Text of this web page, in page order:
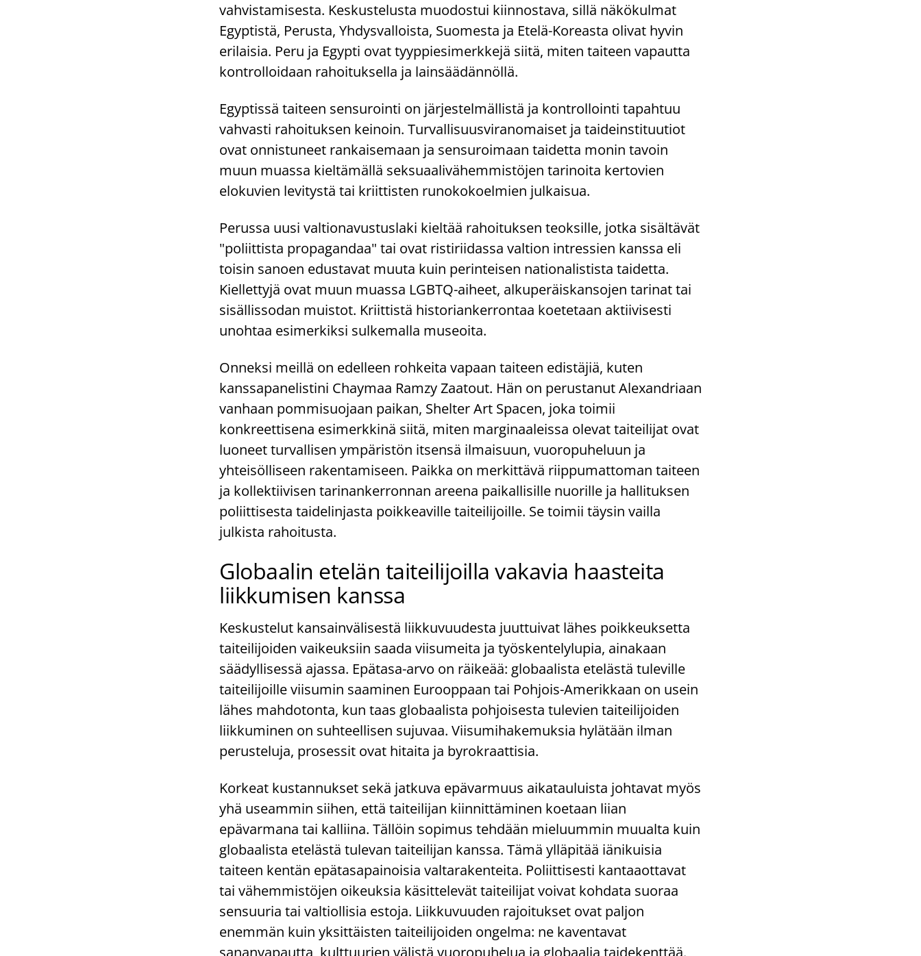
vahvistamisesta. Keskustelusta muodostui kiinnostava, sillä näkökulmat
Egyptistä, Perusta, Yhdysvalloista, Suomesta ja Etelä-Koreasta olivat hyvin
erilaisia. Peru ja Egypti ovat tyyppiesimerkkejä siitä, miten taiteen vapautta
kontrolloidaan rahoituksella ja lainsäädännöllä.
Egyptissä taiteen sensurointi on järjestelmällistä ja kontrollointi tapahtuu
vahvasti rahoituksen keinoin. Turvallisuusviranomaiset ja taideinstituutiot
ovat onnistuneet rankaisemaan ja sensuroimaan taidetta monin tavoin
muun muassa kieltämällä seksuaalivähemmistöjen tarinoita kertovien
elokuvien levitystä tai kriittisten runokokoelmien julkaisua.
Perussa uusi valtionavustuslaki kieltää rahoituksen teoksille, jotka sisältävät
"poliittista propagandaa" tai ovat ristiriidassa valtion intressien kanssa eli
toisin sanoen edustavat muuta kuin perinteisen nationalistista taidetta.
Kiellettyjä ovat muun muassa LGBTQ-aiheet, alkuperäiskansojen tarinat tai
sisällissodan muistot. Kriittistä historiankerrontaa koetetaan aktiivisesti
unohtaa esimerkiksi sulkemalla museoita.
Onneksi meillä on edelleen rohkeita vapaan taiteen edistäjiä, kuten
kanssapanelistini Chaymaa Ramzy Zaatout. Hän on perustanut Alexandriaan
vanhaan pommisuojaan paikan, Shelter Art Spacen, joka toimii
konkreettisena esimerkkinä siitä, miten marginaaleissa olevat taiteilijat ovat
luoneet turvallisen ympäristön itsensä ilmaisuun, vuoropuheluun ja
yhteisölliseen rakentamiseen. Paikka on merkittävä riippumattoman taiteen
ja kollektiivisen tarinankerronnan areena paikallisille nuorille ja hallituksen
poliittisesta taidelinjasta poikkeaville taiteilijoille. Se toimii täysin vailla
julkista rahoitusta.
Globaalin etelän taiteilijoilla vakavia haasteita
liikkumisen kanssa
Keskustelut kansainvälisestä liikkuvuudesta juuttuivat lähes poikkeuksetta
taiteilijoiden vaikeuksiin saada viisumeita ja työskentelylupia, ainakaan
säädyllisessä ajassa. Epätasa-arvo on räikeää: globaalista etelästä tuleville
taiteilijoille viisumin saaminen Eurooppaan tai Pohjois-Amerikkaan on usein
lähes mahdotonta, kun taas globaalista pohjoisesta tulevien taiteilijoiden
liikkuminen on suhteellisen sujuvaa. Viisumihakemuksia hylätään ilman
perusteluja, prosessit ovat hitaita ja byrokraattisia.
Korkeat kustannukset sekä jatkuva epävarmuus aikatauluista johtavat myös
yhä useammin siihen, että taiteilijan kiinnittäminen koetaan liian
epävarmana tai kalliina. Tällöin sopimus tehdään mieluummin muualta kuin
globaalista etelästä tulevan taiteilijan kanssa. Tämä ylläpitää iänikuisia
taiteen kentän epätasapainoisia valtarakenteita. Poliittisesti kantaaottavat
tai vähemmistöjen oikeuksia käsittelevät taiteilijat voivat kohdata suoraa
sensuuria tai valtiollisia estoja. Liikkuvuuden rajoitukset ovat paljon
enemmän kuin yksittäisten taiteilijoiden ongelma: ne kaventavat